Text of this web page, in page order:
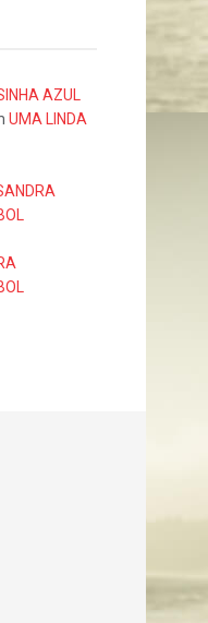
AZUL
UMA LINDA